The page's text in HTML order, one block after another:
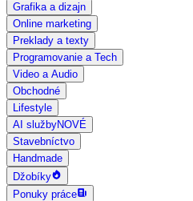
Grafika a dizajn
Online marketing
Preklady a texty
Programovanie a Tech
Video a Audio
Obchodné
Lifestyle
AI službyNOVÉ
Stavebníctvo
Handmade
Džobíky
Ponuky práce